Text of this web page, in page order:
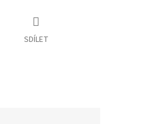
SDÍLET